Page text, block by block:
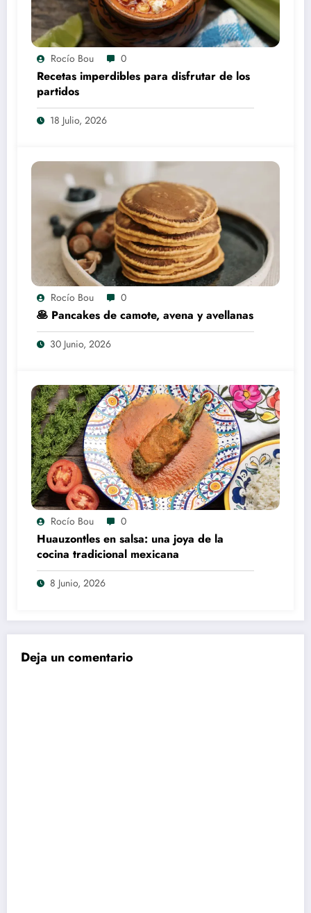
Rocío Bou 0
Recetas imperdibles para disfrutar de los
partidos
18 Julio, 2026
Rocío Bou 0
🥞 Pancakes de camote, avena y avellanas
30 Junio, 2026
Rocío Bou 0
Huauzontles en salsa: una joya de la
cocina tradicional mexicana
8 Junio, 2026
Deja un comentario